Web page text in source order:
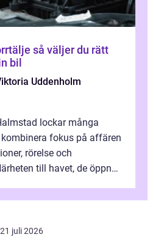
du rätt
bil
Uddenholm
lockar många
fokus på affären
rörelse och
till havet, de öppna
21 juli 2026